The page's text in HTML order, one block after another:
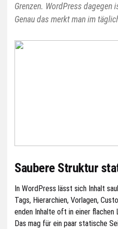
Grenzen. WordPress dagegen
Genau das merkt man im
Saubere Struktur
In WordPress lässt sich Inhalt
Tags, Hierarchien, Vorlagen,
enden Inhalte oft in einer
Das mag für ein paar statische